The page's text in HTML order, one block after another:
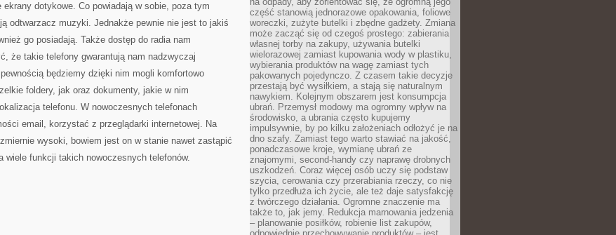
dotykowe. Co powiadają w sobie, poza tym
odtwarzacz muzyki. Jednakże pewnie nie jest to jakiś
go posiadają. Także dostęp do radia nam
że takie telefony gwarantują nam nadzwyczaj
będziemy dzięki nim mogli komfortowo
foldery, jak oraz dokumenty, jakie w nim
telefonu. W nowoczesnych telefonach
email, korzystać z przeglądarki internetowej. Na
wysoki, bowiem jest on w stanie nawet zastąpić
wiele funkcji takich nowoczesnych telefonów.
część stanowią jednorazowe opakowania, foliowe
woreczki, zużyte butelki i zbędne gadżety. Zmiana
może zacząć się od czegoś prostego: zabierania
własnej torby na zakupy, używania butelki
wielorazowej zamiast kupowania wody w plastiku,
wybierania produktów na wagę zamiast tych
pakowanych pojedynczo. Z czasem takie decyzje
przestają być wysiłkiem, a stają się naturalnym
nawykiem. Kolejnym obszarem jest konsumpcja
ubrań. Przemysł modowy ma ogromny wpływ na
środowisko, a ubrania często kupujemy
impulsywnie, by po kilku założeniach odłożyć je na
dno szafy. Zamiast tego warto stawiać na jakość,
ponadczasowe kroje, wymianę ubrań ze
znajomymi, second-handy czy naprawę drobnych
uszkodzeń. Coraz więcej osób uczy się podstaw
szycia, cerowania czy przerabiania rzeczy, co nie
tylko przedłuża ich życie, ale też daje satysfakcję
z twórczego działania. Ogromne znaczenie ma
także to, jak jemy. Redukcja marnowania jedzenia
– planowanie posiłków, robienie list zakupów,